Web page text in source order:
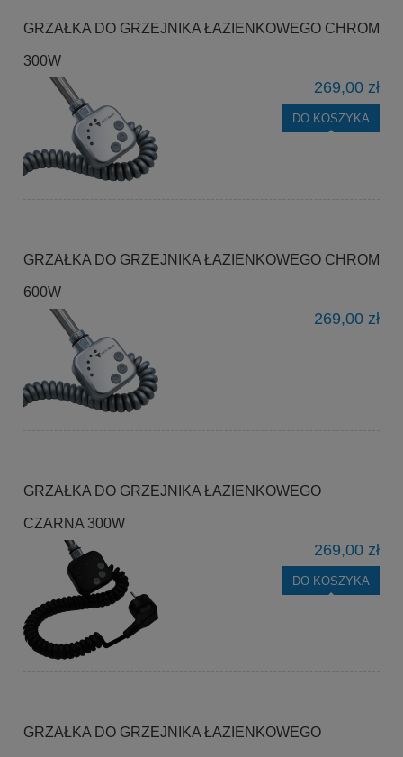
GRZAŁKA DO GRZEJNIKA ŁAZIENKOWEGO CHROM
300W
269,00 zł
DO KOSZYKA
GRZAŁKA DO GRZEJNIKA ŁAZIENKOWEGO CHROM
600W
269,00 zł
GRZAŁKA DO GRZEJNIKA ŁAZIENKOWEGO
CZARNA 300W
269,00 zł
DO KOSZYKA
GRZAŁKA DO GRZEJNIKA ŁAZIENKOWEGO